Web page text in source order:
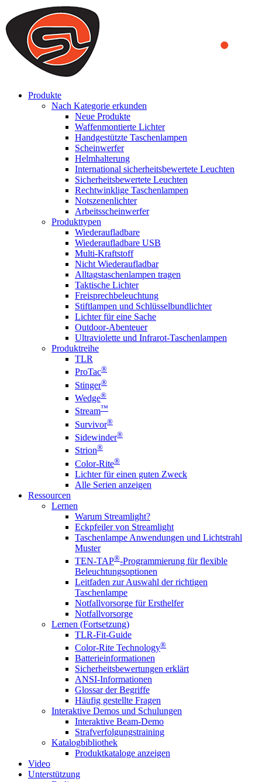
We use cookies to ensure that we provide you the best experience
on our website. By continuing to browse this website, you accept
that cookies are used to help us analyze how the website is used and
to offer you a better experience. To learn more or to find out how
you can disable cookies, you can access our
Produkte
Nach Kategorie erkunden
Neue Produkte
Waffenmontierte Lichter
Handgestützte Taschenlampen
Scheinwerfer
Helmhalterung
International sicherheitsbewertete Leuchten
Sicherheitsbewertete Leuchten
Rechtwinklige Taschenlampen
Notszenenlichter
Arbeitsscheinwerfer
Produkttypen
Wiederaufladbare
Wiederaufladbare USB
Multi-Kraftstoff
Nicht Wiederaufladbar
Alltagstaschenlampen tragen
Taktische Lichter
Freisprechbeleuchtung
Stiftlampen und Schlüsselbundlichter
Lichter für eine Sache
Outdoor-Abenteuer
Ultraviolette und Infrarot-Taschenlampen
Produktreihe
TLR
ProTac®
Stinger®
Wedge®
Stream™
Survivor®
Sidewinder®
Strion®
Color-Rite®
Lichter für einen guten Zweck
Alle Serien anzeigen
Ressourcen
Lernen
Warum Streamlight?
Eckpfeiler von Streamlight
Taschenlampe Anwendungen und Lichtstrahl
Muster
TEN-TAP®-Programmierung für flexible
Beleuchtungsoptionen
Leitfaden zur Auswahl der richtigen
Taschenlampe
Notfallvorsorge für Ersthelfer
Notfallvorsorge
Lernen (Fortsetzung)
TLR-Fit-Guide
Color-Rite Technology®
Batterieinformationen
Sicherheitsbewertungen erklärt
ANSI-Informationen
Glossar der Begriffe
Häufig gestellte Fragen
Interaktive Demos und Schulungen
Interaktive Beam-Demo
Strafverfolgungstraining
Katalogbibliothek
Produktkataloge anzeigen
Video
Unterstützung